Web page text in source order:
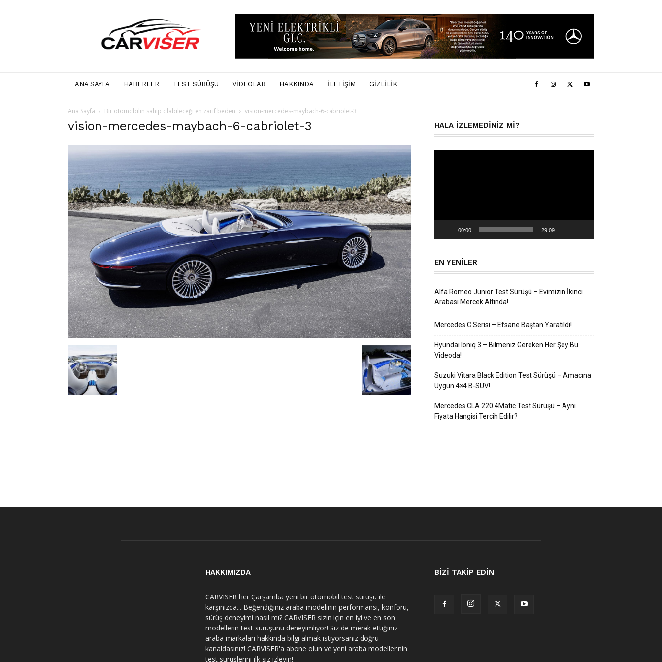
Carviser
ANA SAYFA HABERLER TEST SÜRÜŞÜ VIDEOLAR HAKKINDA İLETIŞIM GIZLILIK
Ana Sayfa Bir otomobilin sahip olabileceği en zarif beden vision-mercedes-maybach-6-cabriolet-3
vision-mercedes-maybach-6-cabriolet-3 HALA IZLEMEDINIZ MI?
00:00 29:09
EN YENILER
Alfa Romeo Junior Test Sürüşü – Evimizin İkinci
Arabası Mercek Altında!
Mercedes C Serisi – Efsane Baştan Yaratıldı!
Hyundai Ioniq 3 – Bilmeniz Gereken Her Şey Bu
Videoda!
Suzuki Vitara Black Edition Test Sürüşü – Amacına
Uygun 4×4 B-SUV!
Mercedes CLA 220 4Matic Test Sürüşü – Aynı
Fiyata Hangisi Tercih Edilir?
HAKKIMIZDA
CARVISER her Çarşamba yeni bir otomobil test sürüşü ile
karşınızda... Beğendiğiniz araba modelinin performansı, konforu,
sürüş deneyimi nasıl mı? CARVISER sizin için en iyi ve en son
modellerin test sürüşünü deneyimliyor! Siz de merak ettiğiniz
araba markaları hakkında bilgi almak istiyorsanız doğru
kanaldasınız! CARVISER'a abone olun ve yeni araba modellerinin
test sürüşlerini ilk siz izleyin!
BİZİ TAKİP EDİN